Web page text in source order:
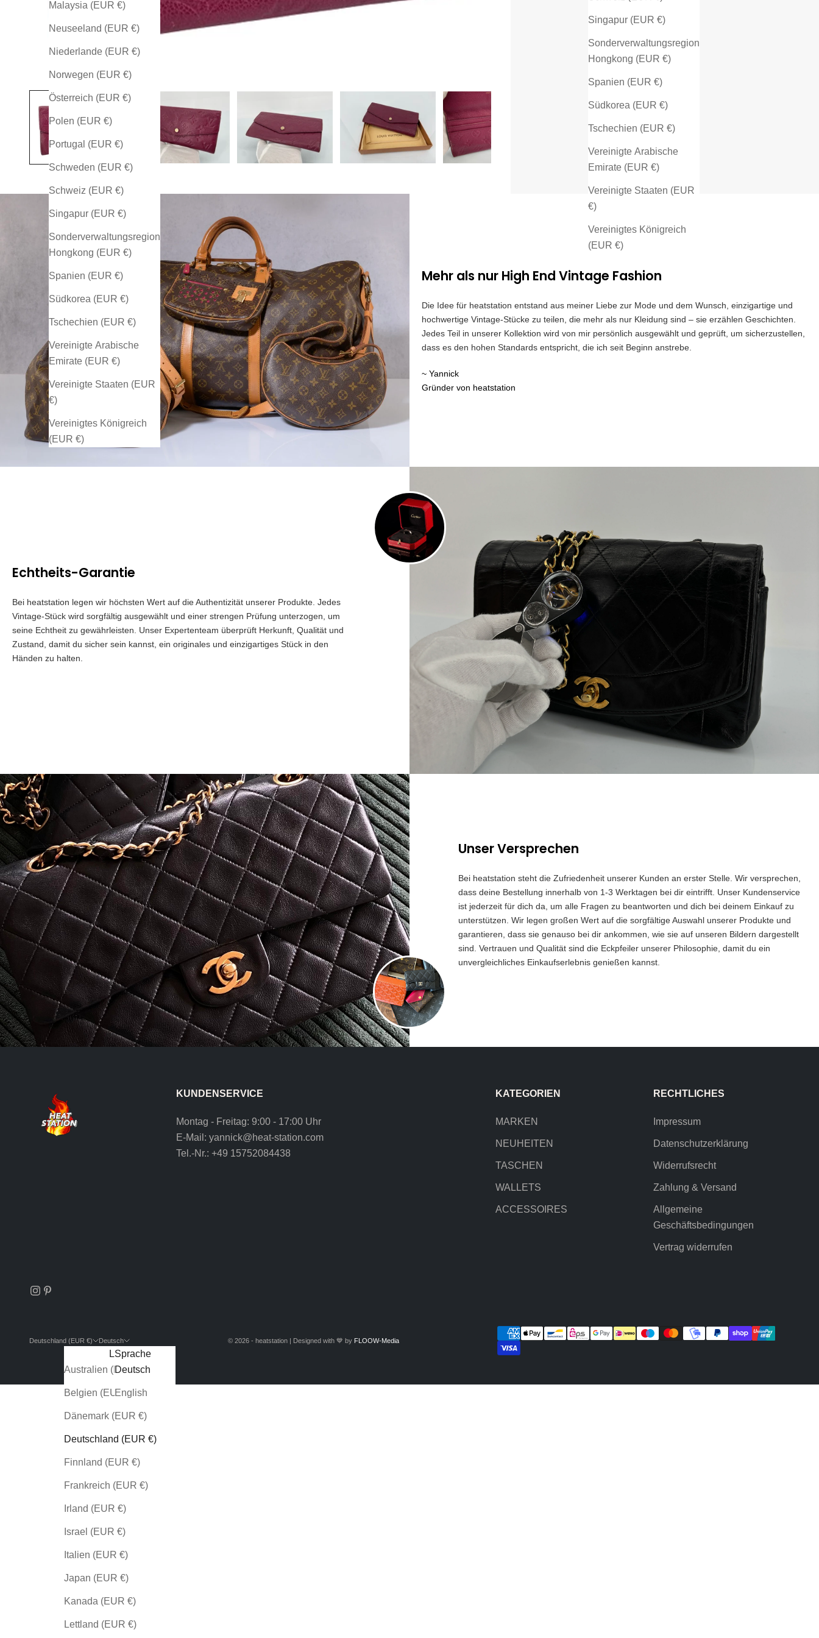
Singapur (EUR €)
Sonderverwaltungsregion
Hongkong (EUR €)
Spanien (EUR €)
Südkorea (EUR €)
Tschechien (EUR €)
Vereinigte Arabische
Emirate (EUR €)
Vereinigte Staaten (EUR
€)
Vereinigtes Königreich
(EUR €)
Malaysia (EUR €)
Neuseeland (EUR €)
Niederlande (EUR €)
Norwegen (EUR €)
Österreich (EUR €)
Polen (EUR €)
Portugal (EUR €)
Schweden (EUR €)
Schweiz (EUR €)
Singapur (EUR €)
Sonderverwaltungsregion
Hongkong (EUR €)
Spanien (EUR €)
Südkorea (EUR €)
Tschechien (EUR €)
Vereinigte Arabische
Emirate (EUR €)
Vereinigte Staaten (EUR
€)
Vereinigtes Königreich
(EUR €)
Mehr als nur High End Vintage Fashion
Die Idee für heatstation entstand aus meiner Liebe zur Mode und dem Wunsch, einzigartige und
hochwertige Vintage-Stücke zu teilen, die mehr als nur Kleidung sind – sie erzählen Geschichten.
Jedes Teil in unserer Kollektion wird von mir persönlich ausgewählt und geprüft, um sicherzustellen,
dass es den hohen Standards entspricht, die ich seit Beginn anstrebe.
~ Yannick
Gründer von heatstation
Echtheits-Garantie
Bei heatstation legen wir höchsten Wert auf die Authentizität unserer Produkte. Jedes
Vintage-Stück wird sorgfältig ausgewählt und einer strengen Prüfung unterzogen, um
seine Echtheit zu gewährleisten. Unser Expertenteam überprüft Herkunft, Qualität und
Zustand, damit du sicher sein kannst, ein originales und einzigartiges Stück in den
Händen zu halten.
Unser Versprechen
Bei heatstation steht die Zufriedenheit unserer Kunden an erster Stelle. Wir versprechen,
dass deine Bestellung innerhalb von 1-3 Werktagen bei dir eintrifft. Unser Kundenservice
ist jederzeit für dich da, um alle Fragen zu beantworten und dich bei deinem Einkauf zu
unterstützen. Wir legen großen Wert auf die sorgfältige Auswahl unserer Produkte und
garantieren, dass sie genauso bei dir ankommen, wie sie auf unseren Bildern dargestellt
sind. Vertrauen und Qualität sind die Eckpfeiler unserer Philosophie, damit du ein
unvergleichliches Einkaufserlebnis genießen kannst.
KUNDENSERVICE
Montag - Freitag: 9:00 - 17:00 Uhr
E-Mail: yannick@heat-station.com
Tel.-Nr.: +49 15752084438
KATEGORIEN
MARKEN
NEUHEITEN
TASCHEN
WALLETS
ACCESSOIRES
RECHTLICHES
Impressum
Datenschutzerklärung
Widerrufsrecht
Zahlung & Versand
Allgemeine
Geschäftsbedingungen
Vertrag widerrufen
Deutschland (EUR €)
Land
Australien (EUR €)
Belgien (EUR €)
Dänemark (EUR €)
Deutschland (EUR €)
Finnland (EUR €)
Frankreich (EUR €)
Irland (EUR €)
Israel (EUR €)
Italien (EUR €)
Japan (EUR €)
Kanada (EUR €)
Lettland (EUR €)
Deutsch
Sprache
Deutsch
English
© 2026 - heatstation | Designed with 💙 by FLOOW-Media